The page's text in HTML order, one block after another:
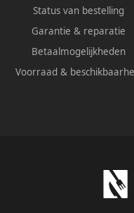
Status van bestelling
Garantie & reparatie
Betaalmogelijkheden
Voorraad &